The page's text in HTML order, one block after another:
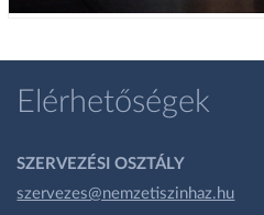
Elérhetőségek
SZERVEZÉSI OSZTÁLY
szervezes@nemzetiszinhaz.hu